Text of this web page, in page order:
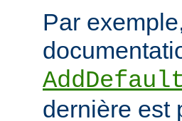
Par
dernière est